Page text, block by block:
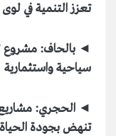
تعزز التنمية في لوى
◄ بالحاف: مشروع
سياحية واستثمارية
◄ الحجري: مشاريع
تنهض بجودة